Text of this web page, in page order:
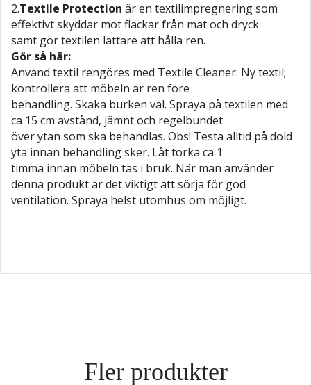
2.Textile Protection är en textilimpregnering som
effektivt skyddar mot fläckar från mat och dryck
samt gör textilen lättare att hålla ren.
Gör så här:
Använd textil rengöres med Textile Cleaner. Ny textil;
kontrollera att möbeln är ren före
behandling. Skaka burken väl. Spraya på textilen med
ca 15 cm avstånd, jämnt och regelbundet
över ytan som ska behandlas. Obs! Testa alltid på dold
yta innan behandling sker. Låt torka ca 1
timma innan möbeln tas i bruk. När man använder
denna produkt är det viktigt att sörja för god
ventilation. Spraya helst utomhus om möjligt.
Fler produkter